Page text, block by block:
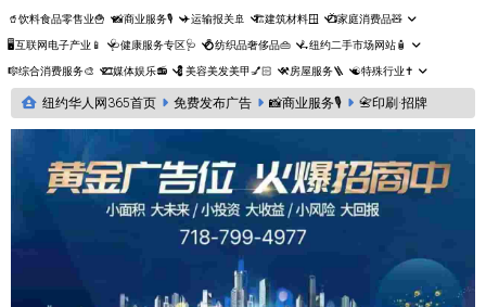
🥤饮料食品零售业🍟 📸商业服务🎙️ ✈️运输报关🚢 🏗️建筑材料🪟 📺家庭消费品🧸
🖥️互联网电子产业📱 🩺健康服务专区🩺 💍纺织品奢侈品👜 🛴纽约二手市场网站🧴
🎼综合消费服务🎨 🎞️媒体娱乐📻 💈美容美发美甲💅🏻 ⚒️房屋服务🪜 ☯️特殊行业✝️
纽约华人网365首页 免费发布广告 📸商业服务🎙️ 📇印刷·招牌